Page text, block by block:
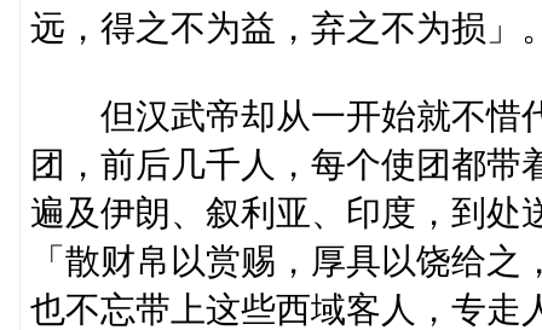
远，得之不为益，弃之不为损」
但汉武帝却从一开始就不惜
团，前后几千人，每个使团都
遍及伊朗、叙利亚、印度，到处
「散财帛以赏赐，厚具以饶给
也不忘带上这些西域客人，专走